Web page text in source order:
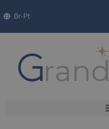
Br-Pt